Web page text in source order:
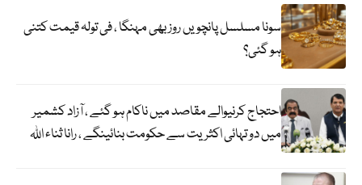
سونا مسلسل پانچویں روز بھی مہنگا ، فی تولہ قیمت کتنی
ہو گئی؟
احتجاج کرنیوالے مقاصد میں ناکام ہو گئے ، آزاد کشمیر
میں دو تہائی اکثریت سے حکومت بنائینگے ، رانا ثناء اللہ